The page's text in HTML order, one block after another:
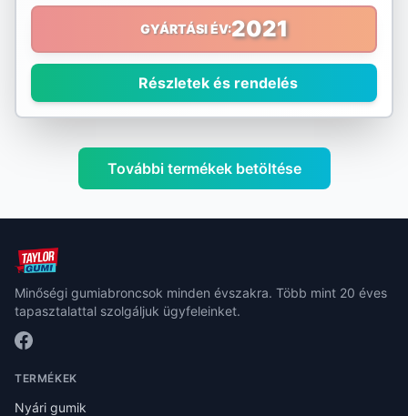
GYÁRTÁSI ÉV:2021
Részletek és rendelés
További termékek betöltése
Minőségi gumiabroncsok minden évszakra. Több mint 20 éves
tapasztalattal szolgáljuk ügyfeleinket.
TERMÉKEK
Nyári gumik